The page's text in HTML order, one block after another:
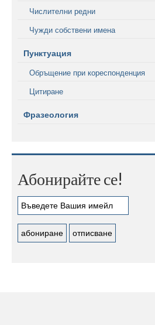
Числителни редни
Чужди собствени имена
Пунктуация
Обръщение при кореспонденция
Цитиране
Фразеология
Абонирайте се!